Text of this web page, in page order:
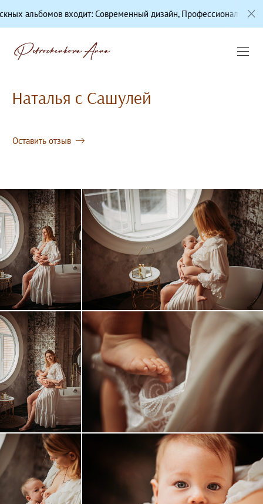
входит: Современный дизайн, Профессиональная
Наталья с Сашулей
Оставить отзыв